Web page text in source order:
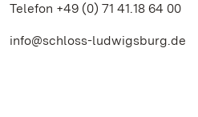
Telefon +49 (0) 71 41.18 64 00
info@schloss-ludwigsburg.de